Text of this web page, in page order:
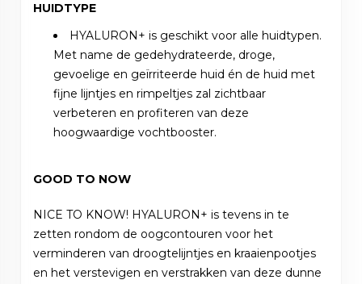
HUIDTYPE
HYALURON+ is geschikt voor alle huidtypen.
Met name de gedehydrateerde, droge,
gevoelige en geïrriteerde huid én de huid met
fijne lijntjes en rimpeltjes zal zichtbaar
verbeteren en profiteren van deze
hoogwaardige vochtbooster.
GOOD TO NOW
NICE TO KNOW! HYALURON+ is tevens in te
zetten rondom de oogcontouren voor het
verminderen van droogtelijntjes en kraaienpootjes
en het verstevigen en verstrakken van deze dunne